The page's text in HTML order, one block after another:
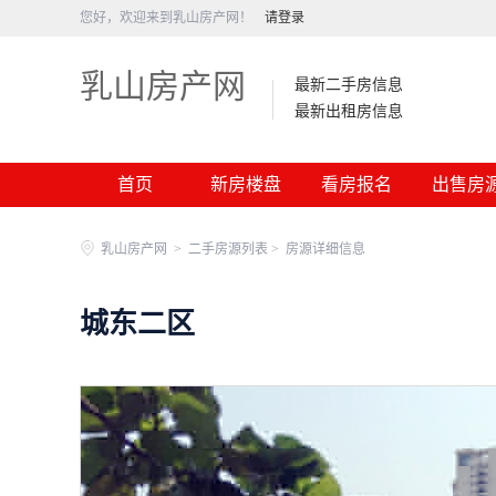
您好，欢迎来到乳山房产网！ 请登录
乳山房产网
最新二手房信息
最新出租房信息
首页 新房楼盘 看房报名 出售房
乳山房产网 > 二手房源列表 > 房源详细信息
城东二区